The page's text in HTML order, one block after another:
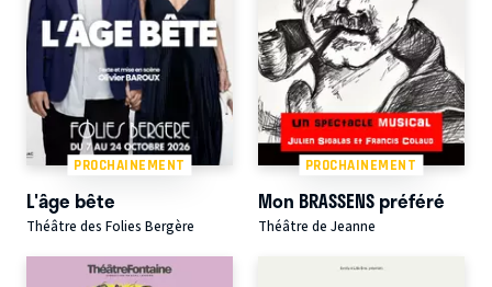
PROCHAINEMENT
L'âge bête
Théâtre des Folies Bergère
PROCHAINEMENT
Mon BRASSENS préféré
Théâtre de Jeanne